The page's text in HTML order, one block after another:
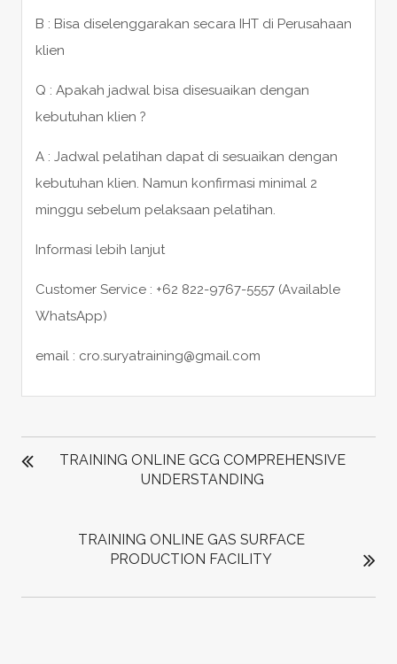
B : Bisa diselenggarakan secara IHT di Perusahaan
klien
Q : Apakah jadwal bisa disesuaikan dengan
kebutuhan klien ?
A : Jadwal pelatihan dapat di sesuaikan dengan
kebutuhan klien. Namun konfirmasi minimal 2
minggu sebelum pelaksaan pelatihan.
Informasi lebih lanjut
Customer Service : +62 822-9767-5557 (Available
WhatsApp)
email : cro.suryatraining@gmail.com
POST
NAVIGATION
TRAINING ONLINE GCG COMPREHENSIVE
UNDERSTANDING
TRAINING ONLINE GAS SURFACE
PRODUCTION FACILITY